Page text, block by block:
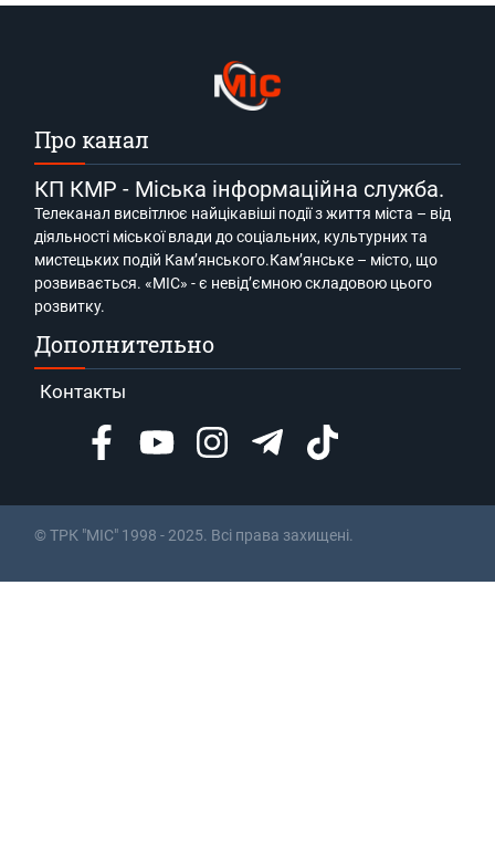
Про канал
КП КМР - Міська інформаційна служба.
Телеканал висвітлює найцікавіші події з життя міста – від
діяльності міської влади до соціальних, культурних та
мистецьких подій Кам’янського.Кам’янське – місто, що
розвивається. «МІС» - є невід’ємною складовою цього
розвитку.
Дополнительно
Контакты
© ТРК "МІС" 1998 - 2025. Всі права захищені.